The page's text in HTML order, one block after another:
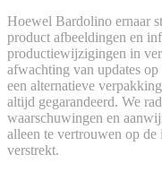
Hoewel Bardolino ernaar
product afbeeldingen en
productiewijzigingen in
afwachting van updates
een alternatieve
altijd gegarandeerd. We
waarschuwingen en
alleen te vertrouwen op
verstrekt.